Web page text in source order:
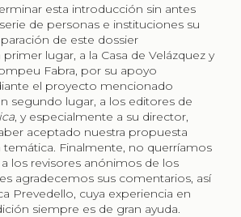
esta introducción sin antes
de personas e instituciones su
de este dossier
lugar, a la Casa de Velázquez y
Fabra, por su apoyo
el proyecto mencionado
segundo lugar, a los editores de
, y especialmente a su director,
aceptado nuestra propuesta
temática. Finalmente, no querríamos
los revisores anónimos de los
agradecemos sus comentarios, así
Prevedello, cuya experiencia en
siempre es de gran ayuda.